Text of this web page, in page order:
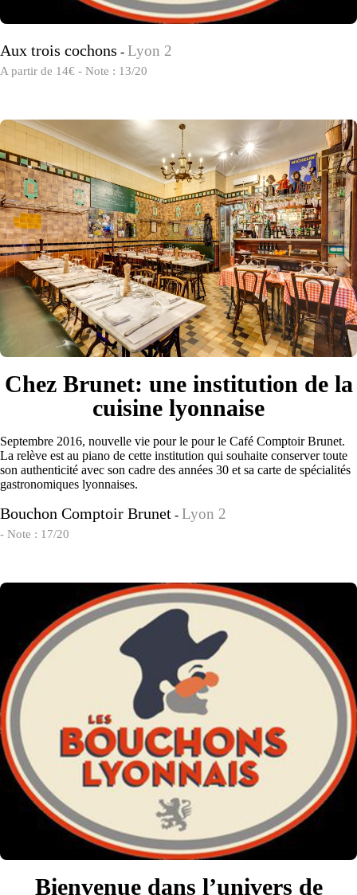
Aux trois cochons - Lyon 2
A partir de 14€ - Note : 13/20
Chez Brunet: une institution de la
cuisine lyonnaise
Septembre 2016, nouvelle vie pour le pour le Café Comptoir Brunet.
La relève est au piano de cette institution qui souhaite conserver toute
son authenticité avec son cadre des années 30 et sa carte de spécialités
gastronomiques lyonnaises.
Bouchon Comptoir Brunet - Lyon 2
- Note : 17/20
Bienvenue dans l’univers de